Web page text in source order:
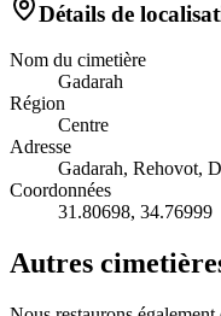
Détails de
Nom du cimetière
Gadarah
Région
Centre
Adresse
Gadarah, Rehovot,
Coordonnées
31.80698, 34.76999
Autres